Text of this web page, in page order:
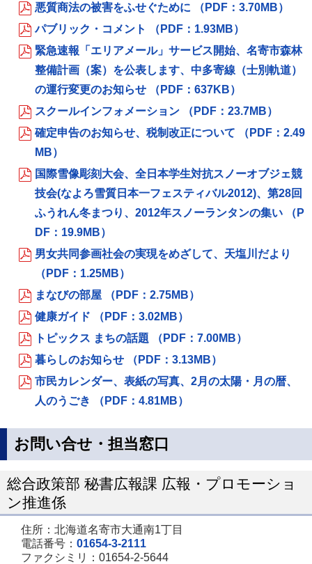
悪質商法の被害をふせぐために （PDF：3.70MB）
パブリック・コメント （PDF：1.93MB）
緊急速報「エリアメール」サービス開始、名寄市森林
整備計画（案）を公表します、中多寄線（士別軌道）
の運行変更のお知らせ （PDF：637KB）
スクールインフォメーション （PDF：23.7MB）
確定申告のお知らせ、税制改正について （PDF：2.49
MB）
国際雪像彫刻大会、全日本学生対抗スノーオブジェ競
技会(なよろ雪質日本一フェスティバル2012)、第28回
ふうれん冬まつり、2012年スノーランタンの集い （P
DF：19.9MB）
男女共同参画社会の実現をめざして、天塩川だより
（PDF：1.25MB）
まなびの部屋 （PDF：2.75MB）
健康ガイド （PDF：3.02MB）
トピックス まちの話題 （PDF：7.00MB）
暮らしのお知らせ （PDF：3.13MB）
市民カレンダー、表紙の写真、2月の太陽・月の暦、
人のうごき （PDF：4.81MB）
お問い合せ・担当窓口
総合政策部 秘書広報課 広報・プロモーショ
ン推進係
住所：北海道名寄市大通南1丁目
電話番号： 01654-3-2111
ファクシミリ：01654-2-5644